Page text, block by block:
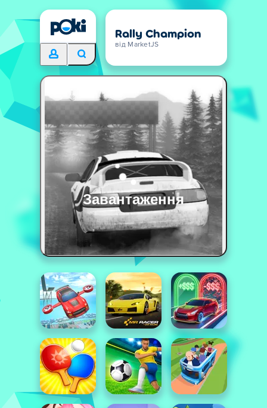
Rally Champion
від MarketJS
Завантаження